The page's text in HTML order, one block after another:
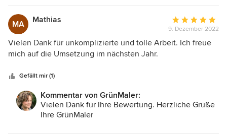
Privatsphäre zu schaffen. Herzlichst Ihre
GrünMaler
MA Mathias
Bewertung:
5
9. Dezember 2022
Vielen Dank für unkomplizierte und tolle Arbeit. Ich freue
mich auf die Umsetzung im nächsten Jahr.
Gefällt mir (1)
Kommentar von GrünMaler:
Vielen Dank für Ihre Bewertung. Herzliche Grüße
Ihre GrünMaler